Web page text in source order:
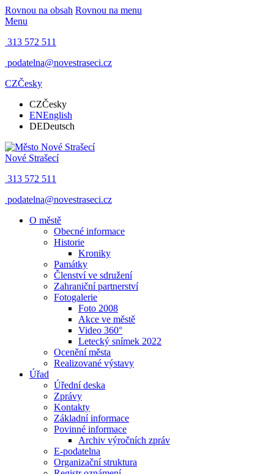
Rovnou na obsah Rovnou na menu
Menu
313 572 511
podatelna@novestraseci.cz
CZČesky
CZČesky
ENEnglish
DEDeutsch
Nové Strašecí
313 572 511
podatelna@novestraseci.cz
O městě
Obecné informace
Historie
Kroniky
Památky
Členství ve sdružení
Zahraniční partnerství
Fotogalerie
Foto 2008
Akce ve městě
Video 360°
Letecký snímek 2022
Ocenění města
Realizované výstavy
Úřad
Úřední deska
Zprávy
Kontakty
Základní informace
Povinné informace
Archiv výročních zpráv
E-podatelna
Organizační struktura